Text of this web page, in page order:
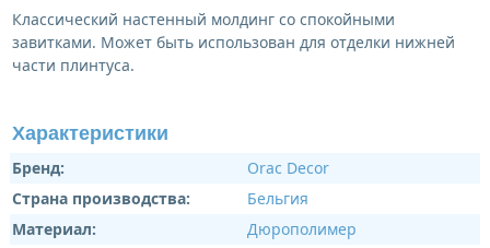
Классический настенный молдинг со спокойными
завитками. Может быть использован для отделки нижней
части плинтуса.
Характеристики
Бренд:
Orac Decor
Страна производства:
Бельгия
Материал:
Дюрополимер